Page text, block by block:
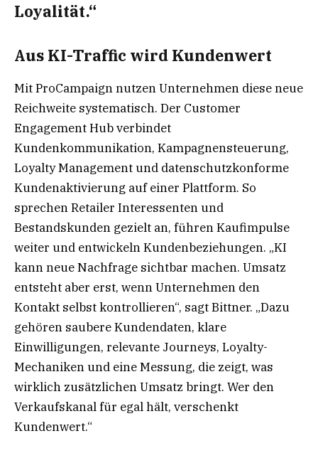
Loyalität.“
Aus KI-Traffic wird Kundenwert
Mit ProCampaign nutzen Unternehmen diese neue
Reichweite systematisch. Der Customer
Engagement Hub verbindet
Kundenkommunikation, Kampagnensteuerung,
Loyalty Management und datenschutzkonforme
Kundenaktivierung auf einer Plattform. So
sprechen Retailer Interessenten und
Bestandskunden gezielt an, führen Kaufimpulse
weiter und entwickeln Kundenbeziehungen. „KI
kann neue Nachfrage sichtbar machen. Umsatz
entsteht aber erst, wenn Unternehmen den
Kontakt selbst kontrollieren“, sagt Bittner. „Dazu
gehören saubere Kundendaten, klare
Einwilligungen, relevante Journeys, Loyalty-
Mechaniken und eine Messung, die zeigt, was
wirklich zusätzlichen Umsatz bringt. Wer den
Verkaufskanal für egal hält, verschenkt
Kundenwert.“